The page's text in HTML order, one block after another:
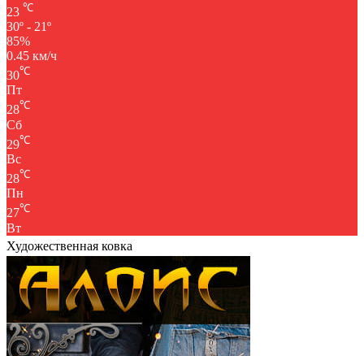
23 ℃
30º - 21º
85%
0.45 км/ч
30℃
Пт
28℃
Сб
29℃
Вс
28℃
Пн
27℃
Вт
Художественная ковка